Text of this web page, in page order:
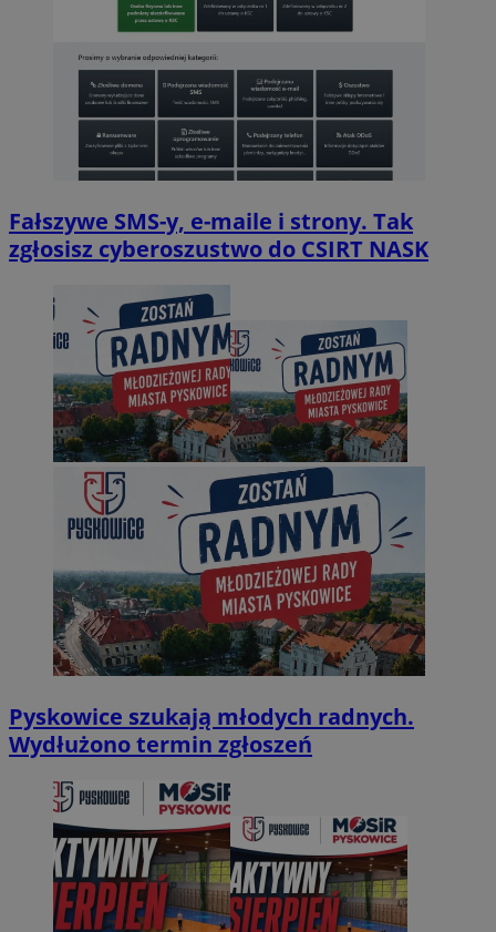
Fałszywe SMS-y, e-maile i strony. Tak
zgłosisz cyberoszustwo do CSIRT NASK
Pyskowice szukają młodych radnych.
Wydłużono termin zgłoszeń